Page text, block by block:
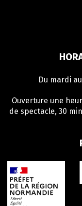
Du mardi
Ouverture une
de spectacle, 30